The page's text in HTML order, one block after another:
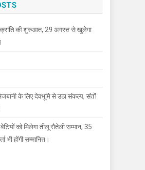
की शुरुआत, 29 अगस्त से खुलेगा
के लिए देवभूमि से उठा संकल्प, संतों
को मिलेगा तीलू रौतेली सम्मान, 35
भी होंगी सम्मानित।